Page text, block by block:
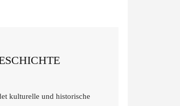
kulturelle und historische